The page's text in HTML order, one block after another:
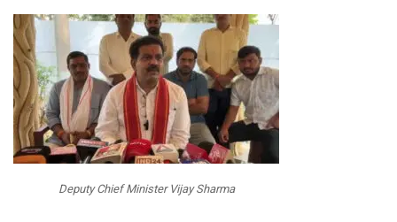
Deputy Chief Minister Vijay Sharma